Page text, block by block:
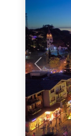
Anterior